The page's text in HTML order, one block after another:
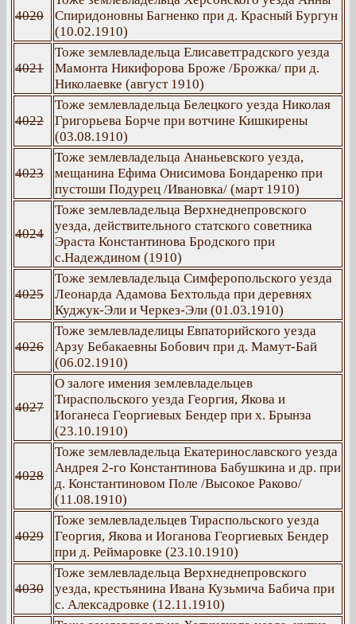
4020
Спиридоновны Багненко при д. Красный Бургун
(10.02.1910)
4021
Тоже землевладельца Елисаветградского уезда
Мамонта Никифорова Броже /Брожка/ при д.
Николаевке (август 1910)
4022
Тоже землевладельца Белецкого уезда Николая
Григорьева Борче при вотчине Кишкирены
(03.08.1910)
4023
Тоже землевладельца Ананьевского уезда,
мещанина Ефима Онисимова Бондаренко при
пустоши Подурец /Ивановка/ (март 1910)
4024
Тоже землевладельца Верхнеднепровского
уезда, действительного статского советника
Эраста Константинова Бродского при
с.Надеждином (1910)
4025
Тоже землевладельца Симферопольского уезда
Леонарда Адамова Бехтольда при деревнях
Куджук-Эли и Черкез-Эли (01.03.1910)
4026
Тоже землевладелицы Евпаторийского уезда
Арзу Бебакаевны Бобович при д. Мамут-Бай
(06.02.1910)
4027
О залоге имения землевладельцев
Тираспольского уезда Георгия, Якова и
Иоганеса Георгиевых Бендер при х. Брынза
(23.10.1910)
4028
Тоже землевладельца Екатеринославского уезда
Андрея 2-го Константинова Бабушкина и др. при
д. Константиновом Поле /Высокое Раково/
(11.08.1910)
4029
Тоже землевладельцев Тираспольского уезда
Георгия, Якова и Иоганова Георгиевых Бендер
при д. Реймаровке (23.10.1910)
4030
Тоже землевладельца Верхнеднепровского
уезда, крестьянина Ивана Кузьмича Бабича при
с. Алексадровке (12.11.1910)